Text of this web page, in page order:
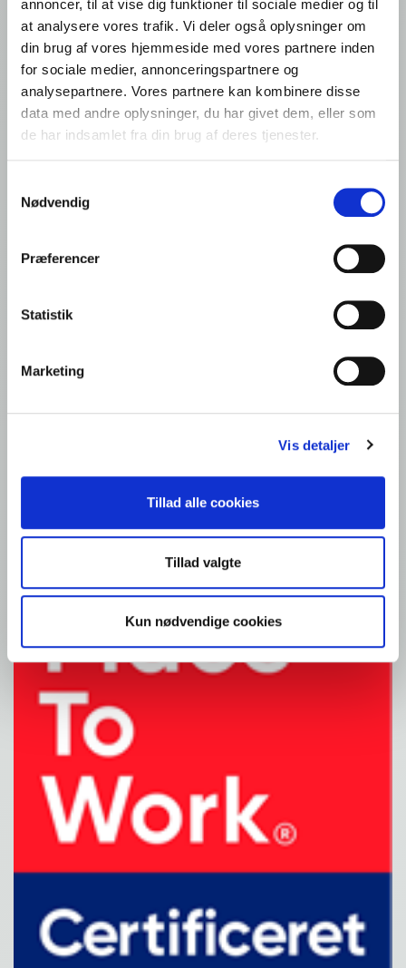
annoncer, til at vise dig funktioner til sociale medier og til
at analysere vores trafik. Vi deler også oplysninger om
din brug af vores hjemmeside med vores partnere inden
for sociale medier, annonceringspartnere og
analysepartnere. Vores partnere kan kombinere disse
data med andre oplysninger, du har givet dem, eller som
de har indsamlet fra din brug af deres tjenester.
Nødvendig
Præferencer
Statistik
Marketing
Vis detaljer
Tillad alle cookies
Tillad valgte
Kun nødvendige cookies
Filial af Ardo NV, Belgien
Romsøvej 25
5800 Nyborg
Denmark
VAT: DK44135426
info@frigodan.dk
Kontakt foodservice
Foodservice: Produkter
Detail: Opskrifter
Kontakt os